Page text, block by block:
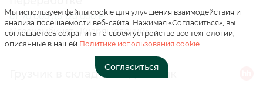
от 70 000 до 120 000 ₽
Мясокомбинат «Кудряшовский»
Грузчик в склад-холодильник
Мы используем файлы cookie для улучшения взаимодействия и
анализа посещаемости веб-сайта. Нажимая «Согласиться», вы
соглашаетесь сохранить на своем устройстве все технологии,
описанные в нашей Политике использования cookie
Согласиться